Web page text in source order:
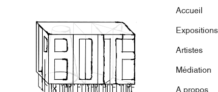
Accueil
Expositions
Artistes
Médiation
A propos